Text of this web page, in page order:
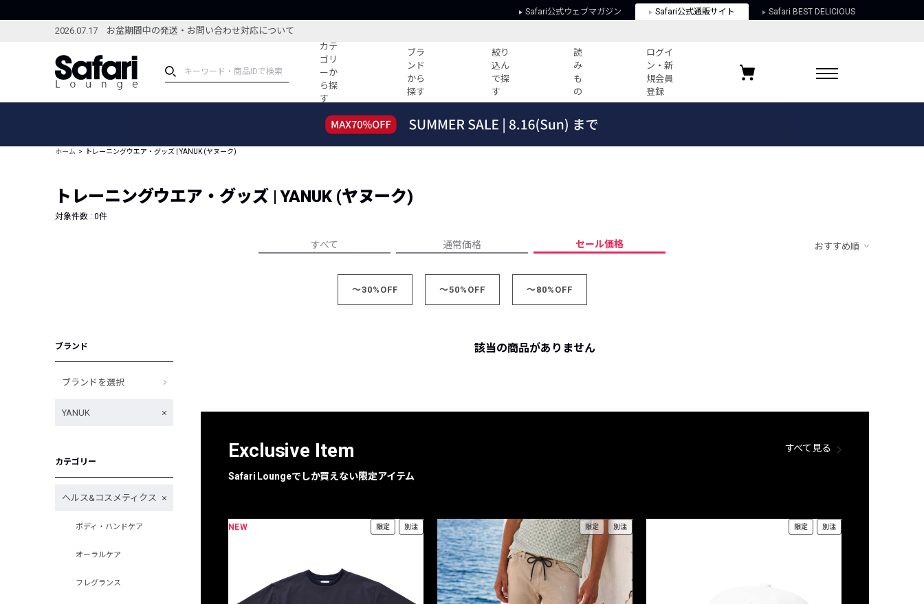
Safari公式ウェブマガジン Safari公式通販サイト Safari BEST DELICIOUS
2026.07.17 お盆期間中の発送・お問い合わせ対応について
カテ
ゴリ
ーか
ら探
す
ブラ
ンド
から
探す
絞り
込ん
で探
す
読
み
も
の
ログイ
ン・新
規会員
登録
ブランドから探す
新着アイテム
編集部のおすすめアイテム
特集記事
コーディネート
すべての記事
ーデ紹介
HOTなコーデ TOP20
人気記事ランキング
ウィークリーコーデ
プライバシーポリシー
お気に入りブランド
ホーム トレーニングウエア・グッズ | YANUK (ヤヌーク)
トレーニングウエア・グッズ | YANUK (ヤヌーク)
対象件数 : 0件
すべて 通常価格 セール価格 おすすめ順
～30%OFF ～50%OFF ～80%OFF
ブランド
ブランドを選択
YANUK
カテゴリー
ヘルス&コスメティクス
ボディ・ハンドケア
オーラルケア
フレグランス
該当の商品がありません
Exclusive Item
Safari Loungeでしか買えない限定アイテム
すべて見る
NEW 限定 別注 限定 別注 限定 別注